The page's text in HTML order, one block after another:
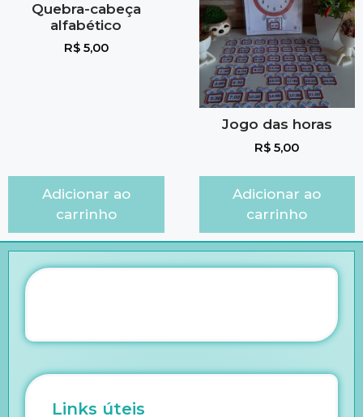
Quebra-cabeça
alfabético
R$5,00
Adicionar ao
carrinho
Jogo das horas
R$ 5,00
Adicionar ao
carrinho
Links úteis